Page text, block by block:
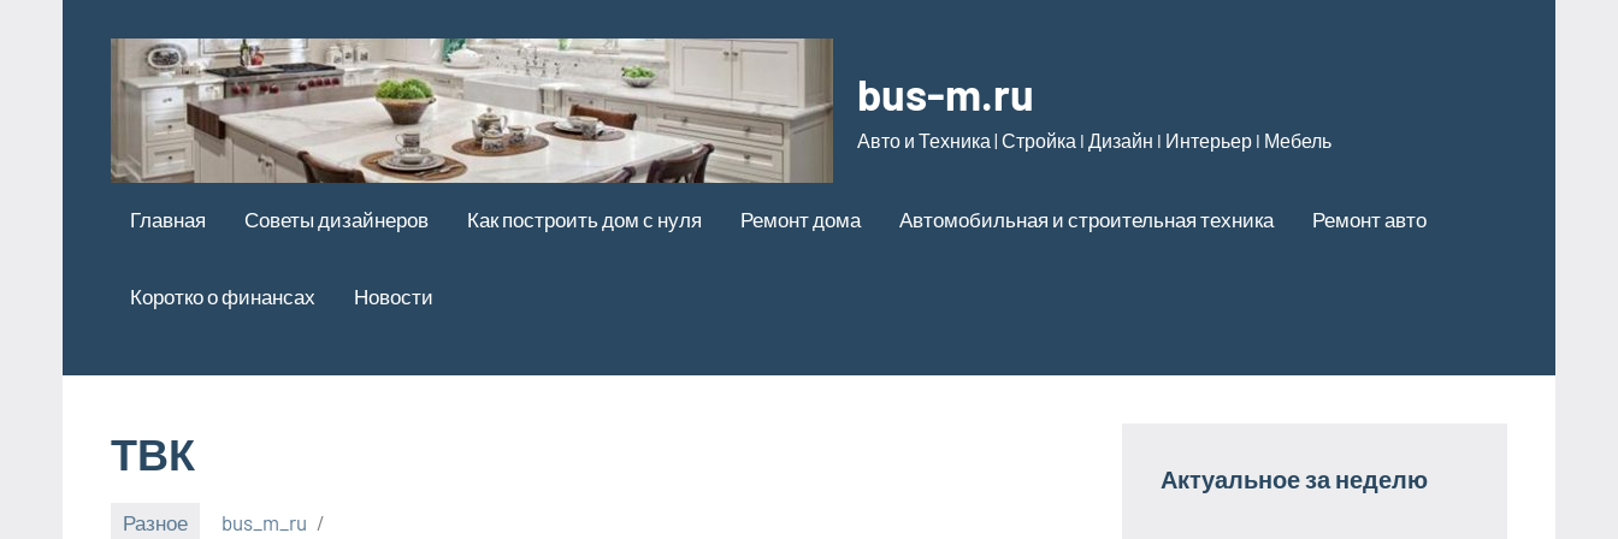
содержимому
bus-m.ru
Авто и Техника | Стройка l Дизайн l Интерьер l Мебель
Главная Советы дизайнеров Как построить дом с нуля Ремонт дома Автомобильная и строительная техника Ремонт авто
Коротко о финансах Новости
ТВК
Разное bus_m_ru
Актуальное за неделю